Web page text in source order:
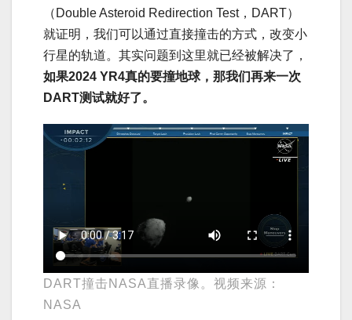
（Double Asteroid Redirection Test，DART）
就证明，我们可以通过直接撞击的方式，改变小
行星的轨道。其实问题到这里就已经被解决了，
如果2024 YR4真的要撞地球，那我们再来一次
DART测试就好了。
DART撞击NASA直播录像。视频来源：
NASA